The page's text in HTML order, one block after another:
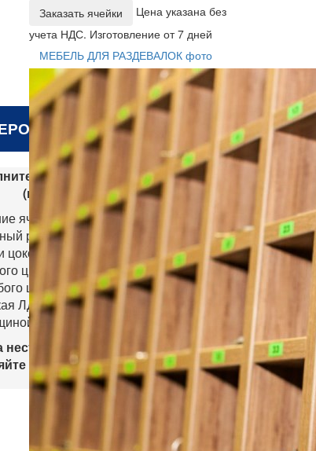
возможности
(нестандарт)
ячеек любого размера
размер 80х80 мм)
цвета по каталогу EGGER
цвета;
ЛДСП
25 мм
нестандартные ключницы
у наших менеджеров.
Заказать ячейки
Цена указана без
учета НДС. Изготовление от 7 дней
МЕБЕЛЬ ДЛЯ РАЗДЕВАЛОК фото